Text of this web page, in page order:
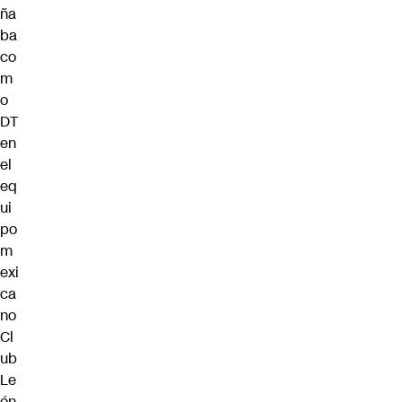
ña
ba
co
m
o
DT
en
el
eq
ui
po
m
exi
ca
no
Cl
ub
Le